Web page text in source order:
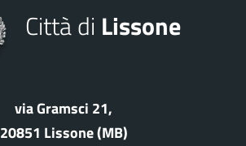
Città di Lissone
via Gramsci 21,
20851 Lissone (MB)